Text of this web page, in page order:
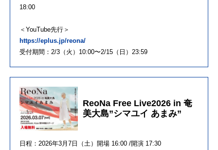
18:00
＜YouTube先行＞
https://eplus.jp/reona/
受付期間：2/3（火）10:00〜2/15（日）23:59
ReoNa Free Live2026 in 奄
美大島”シマユイ あまみ”
日程：2026年3月7日（土）開場 16:00 /開演 17:30